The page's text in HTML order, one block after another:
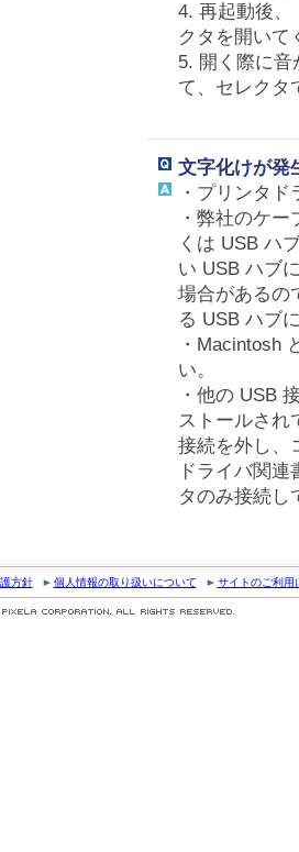
4. 再起動後、
クタを開いて
5. 開く際に
て、セレクタ
文字化けが発
・プリンタ
・弊社のケ
くは USB ハ
い USB ハブ
場合があるの
る USB ハブ
・Macintosh
い。
・他の USB
ストールされ
接続を外し、
ドライバ関
タのみ接続し
方針 個人情報の取り扱いについて サイトのご利用